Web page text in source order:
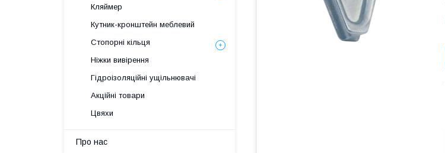
Кляймер
Кутник-кронштейн меблевий
Стопорні кільця
Ніжки вивірення
Гідроізоляційні ущільнювачі
Акційні товари
Цвяхи
Про нас